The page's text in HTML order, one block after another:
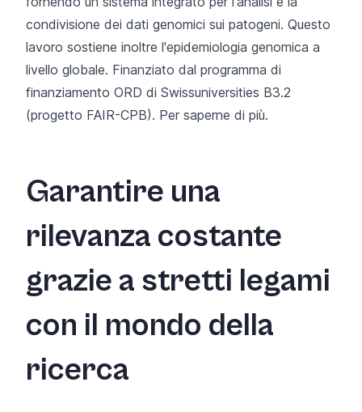
condivisione dei dati genomici sui patogeni. Questo
lavoro sostiene inoltre l'epidemiologia genomica a
livello globale. Finanziato dal programma di
finanziamento ORD di Swissuniversities B3.2
(progetto FAIR-CPB). Per saperne di più.
Garantire una
rilevanza costante
grazie a stretti legami
con il mondo della
ricerca